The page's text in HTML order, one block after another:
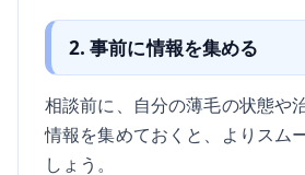
2. 事前に情報を集める
相談前に、自分の薄毛の状態や
情報を集めておくと、よりスム
しょう。